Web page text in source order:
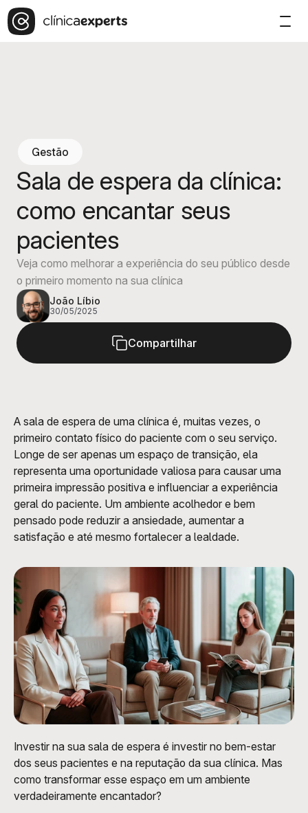
Gestão
Sala de espera da clínica:
como encantar seus
pacientes
Veja como melhorar a experiência do seu público desde
o primeiro momento na sua clínica
João Líbio
30/05/2025
Compartilhar
A sala de espera de uma clínica é, muitas vezes, o
primeiro contato físico do paciente com o seu serviço.
Longe de ser apenas um espaço de transição, ela
representa uma oportunidade valiosa para causar uma
primeira impressão positiva e influenciar a experiência
geral do paciente. Um ambiente acolhedor e bem
pensado pode reduzir a ansiedade, aumentar a
satisfação e até mesmo fortalecer a lealdade.
Investir na sua sala de espera é investir no bem-estar
dos seus pacientes e na reputação da sua clínica. Mas
como transformar esse espaço em um ambiente
verdadeiramente encantador?